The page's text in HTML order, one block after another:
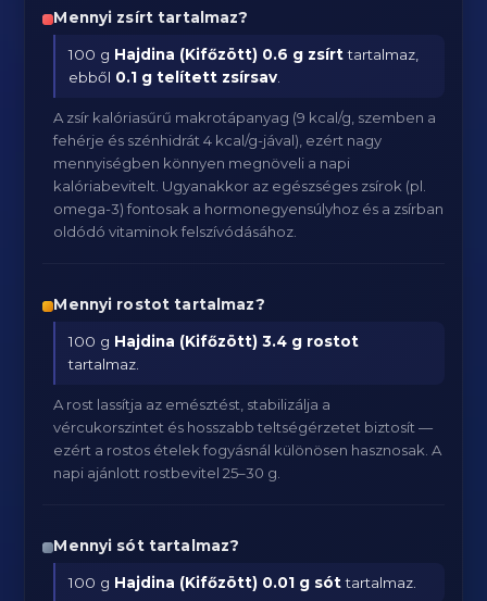
Mennyi zsírt tartalmaz?
100 g Hajdina (Kifőzött) 0.6 g zsírttartalmaz,
ebből 0.1 g telített zsírsav
A zsír kalóriasűrű makrotápanyag (9 kcal/g, szemben a
fehérje és szénhidrát 4 kcal/g-jával), ezért nagy
mennyiségben könnyen megnöveli a napi
kalóriabevitelt. Ugyanakkor az egészséges zsírok (pl.
omega-3) fontosak a hormonegyensúlyhoz és a zsírban
oldódó vitaminok felszívódásához.
Mennyi rostot tartalmaz?
100 g Hajdina (Kifőzött) 3.4 g rostot
tartalmaz.
A rost lassítja az emésztést, stabilizálja a
vércukorszintet és hosszabb teltségérzetet biztosít —
ezért a rostos ételek fogyásnál különösen hasznosak. A
napi ajánlott rostbevitel 25–30 g.
Mennyi sót tartalmaz?
100 g Hajdina (Kifőzött) 0.01 g sóttartalmaz.